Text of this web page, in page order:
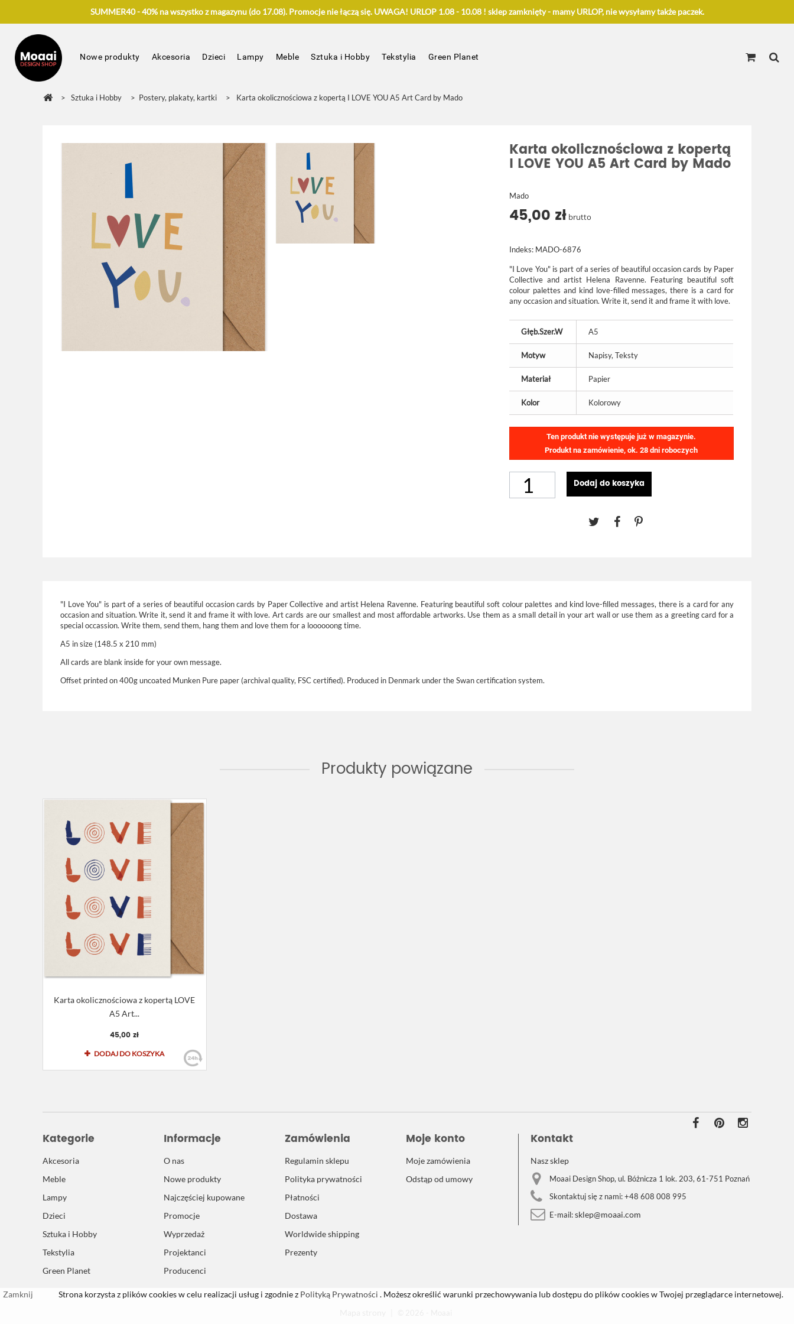
SUMMER40 - 40% na wszystko z magazynu (do 17.08). Promocje nie łączą się. UWAGA! URLOP 1.08 - 10.08 ! sklep zamknięty - mamy URLOP, nie wysyłamy także paczek.
Nowe produkty Akcesoria Dzieci Lampy Meble Sztuka i Hobby Tekstylia Green Planet
> Sztuka i Hobby > Postery, plakaty, kartki > Karta okolicznościowa z kopertą I LOVE YOU A5 Art Card by Mado
Karta okolicznościowa z kopertą
I LOVE YOU A5 Art Card by Mado
Mado
45,00 zł brutto
Indeks: MADO-6876
"I Love You" is part of a series of beautiful occasion cards by Paper
Collective and artist Helena Ravenne. Featuring beautiful soft
colour palettes and kind love-filled messages, there is a card for
any occasion and situation. Write it, send it and frame it with love.
Głęb.Szer.W A5
Motyw Napisy, Teksty
Materiał Papier
Kolor Kolorowy
Ten produkt nie występuje już w magazynie.
Produkt na zamówienie, ok. 28 dni roboczych
Dodaj do koszyka
"I Love You" is part of a series of beautiful occasion cards by Paper Collective and artist Helena Ravenne. Featuring beautiful soft colour palettes and kind love-filled messages, there is a card for any
occasion and situation. Write it, send it and frame it with love. Art cards are our smallest and most affordable artworks. Use them as a small detail in your art wall or use them as a greeting card for a
special occassion. Write them, send them, hang them and love them for a loooooong time.
A5 in size (148.5 x 210 mm)
All cards are blank inside for your own message.
Offset printed on 400g uncoated Munken Pure paper (archival quality, FSC certified). Produced in Denmark under the Swan certification system.
Produkty powiązane
Karta okolicznościowa z kopertą LOVE
A5 Art...
45,00 zł
DODAJ DO KOSZYKA
Kategorie
Akcesoria
Meble
Lampy
Dzieci
Sztuka i Hobby
Tekstylia
Green Planet
Informacje
O nas
Nowe produkty
Najczęściej kupowane
Promocje
Wyprzedaż
Projektanci
Producenci
Zamówienia
Regulamin sklepu
Polityka prywatności
Płatności
Dostawa
Worldwide shipping
Prezenty
Moje konto
Moje zamówienia
Odstąp od umowy
Kontakt
Nasz sklep
Moaai Design Shop, ul. Bóżnicza 1 lok. 203, 61-751 Poznań
Skontaktuj się z nami:+48 608 008 995
E-mail:sklep@moaai.com
Zamknij Strona korzysta z plików cookies w celu realizacji usług i zgodnie z Polityką Prywatności . Możesz określić warunki przechowywania lub dostępu do plików cookies w Twojej przeglądarce internetowej.